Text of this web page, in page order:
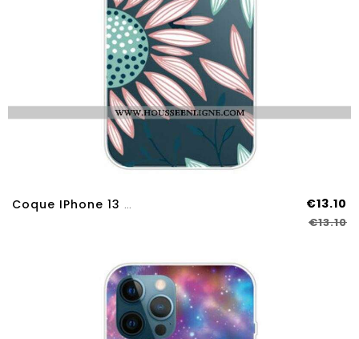
Coque IPhone 13 Pro Max Transparente Une Fleur €13.10
€13.10